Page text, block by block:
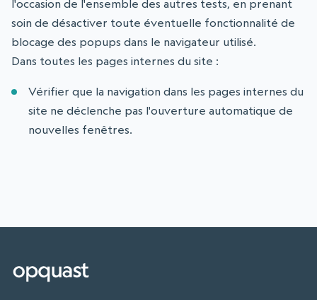
l'occasion de l'ensemble des autres tests, en prenant
soin de désactiver toute éventuelle fonctionnalité de
blocage des popups dans le navigateur utilisé.
Dans toutes les pages internes du site :
Vérifier que la navigation dans les pages internes du
site ne déclenche pas l'ouverture automatique de
nouvelles fenêtres.